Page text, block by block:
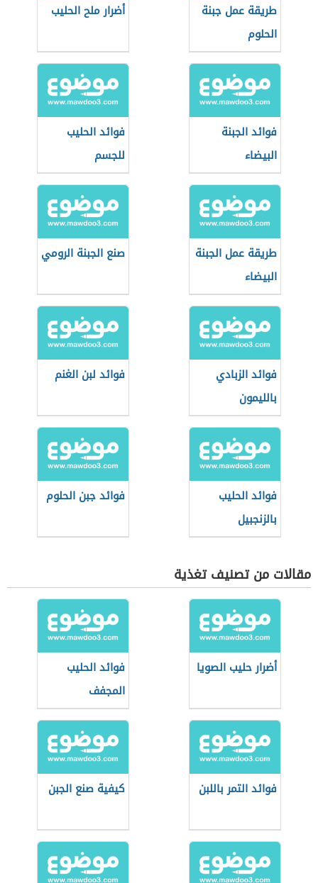
طريقة عمل جبنة
الحلوم
أضرار ملح الحليب
فوائد الجبنة
البيضاء
فوائد الحليب
للجسم
طريقة عمل الجبنة
البيضاء
صنع الجبنة الرومي
فوائد الزبادي
بالليمون
فوائد لبن الغنم
فوائد الحليب
بالزنجبيل
فوائد جبن الحلوم
مقالات من تصنيف تغذية
أضرار حليب الصويا
فوائد الحليب
المجفف
فوائد التمر باللبن كيفية صنع الجبن